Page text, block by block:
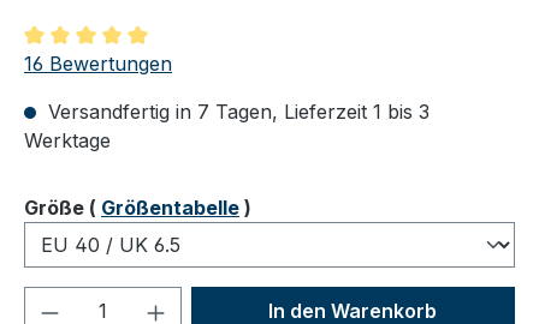
Durchschnittliche Bewertung von 5 von 5 Sternen
16 Bewertungen
Versandfertig in 7 Tagen, Lieferzeit 1 bis 3
Werktage
Größeauswählen
( Größentabelle )
Produkt Anzahl: Gib denIn den Warenkorb